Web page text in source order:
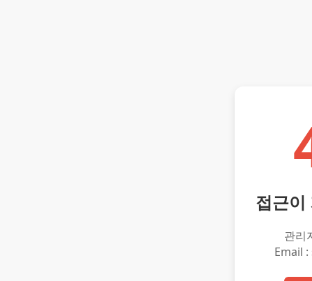
접근이
관리
Email